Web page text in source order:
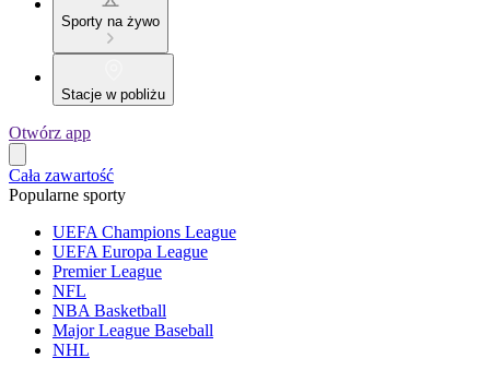
Sporty na żywo
Stacje w pobliżu
Otwórz app
Cała zawartość
Popularne sporty
UEFA Champions League
UEFA Europa League
Premier League
NFL
NBA Basketball
Major League Baseball
NHL